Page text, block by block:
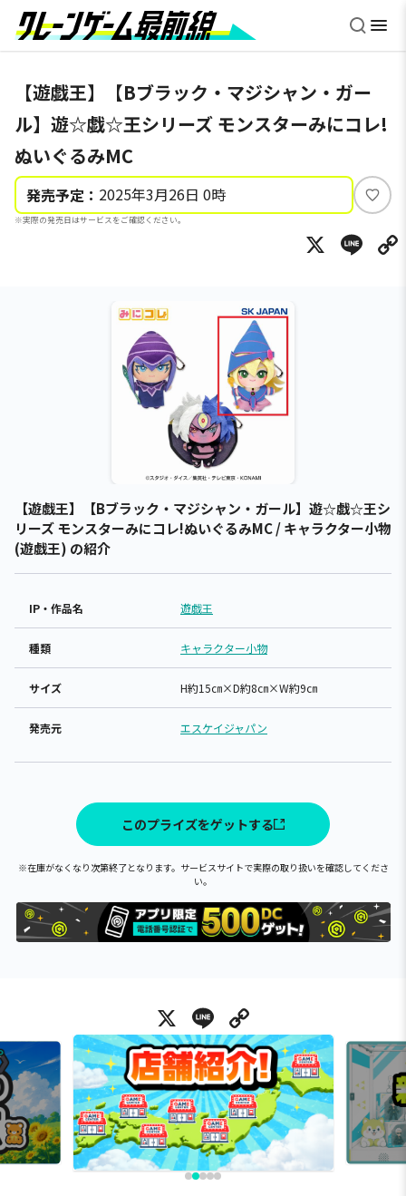
【遊戯王】【Bブラック・マジシャン・ガー
ル】遊☆戯☆王シリーズ モンスターみにコレ!
ぬいぐるみMC
発売予定： 2025年3月26日 0時
※実際の発売日はサービスをご確認ください。
い
ね
X
【遊戯王】【Bブラック・マジシャン・ガール】遊☆戯☆王シ
リーズ モンスターみにコレ!ぬいぐるみMC / キャラクター小物
(遊戯王) の紹介
IP・作品名 遊戯王
種類 キャラクター小物
サイズ H約15㎝×D約8㎝×W約9㎝
発売元 エスケイジャパン
このプライズをゲットする
※在庫がなくなり次第終了となります。サービスサイトで実際の取り扱いを確認してくださ
い。
X Line